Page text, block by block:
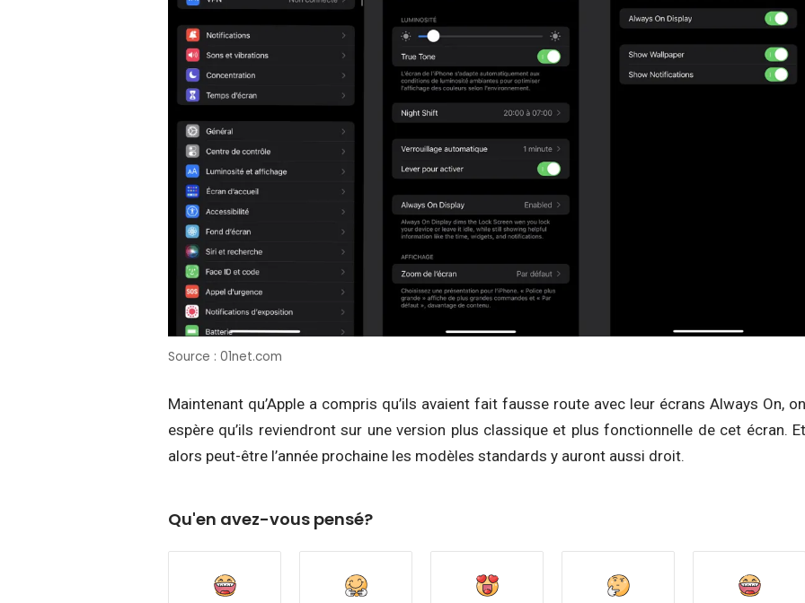
Source : 01net.com
Maintenant qu’Apple a compris qu’ils avaient fait fausse route avec leur écrans Always On, on
espère qu’ils reviendront sur une version plus classique et plus fonctionnelle de cet écran. Et
alors peut-être l’année prochaine les modèles standards y auront aussi droit.
Qu'en avez-vous pensé?